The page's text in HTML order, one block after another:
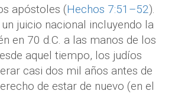
apóstoles (Hechos 7:51–52).
juicio nacional incluyendo la
en 70 d.C. a las manos de los
aquel tiempo, los judíos
casi dos mil años antes de
de estar de nuevo (en el